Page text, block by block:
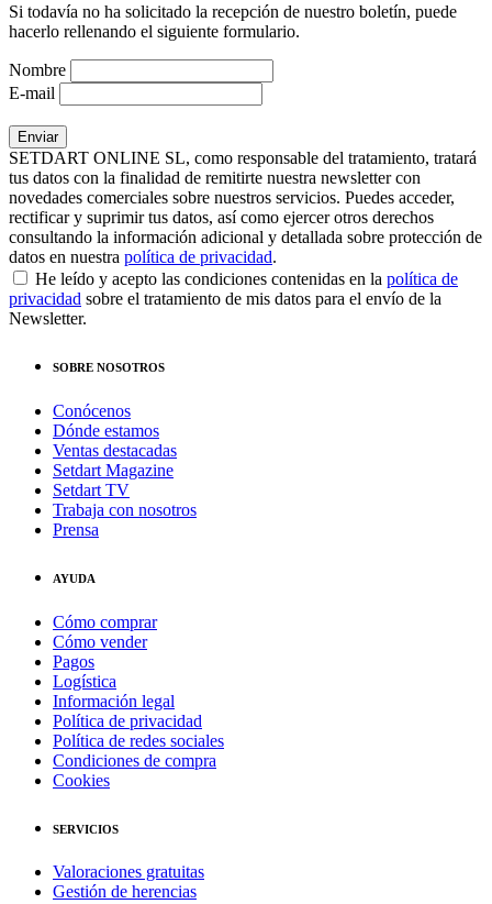
Si todavía no ha solicitado la recepción de nuestro boletín, puede
hacerlo rellenando el siguiente formulario.
Nombre
E-mail
SETDART ONLINE SL, como responsable del tratamiento, tratará
tus datos con la finalidad de remitirte nuestra newsletter con
novedades comerciales sobre nuestros servicios. Puedes acceder,
rectificar y suprimir tus datos, así como ejercer otros derechos
consultando la información adicional y detallada sobre protección de
datos en nuestra política de privacidad.
He leído y acepto las condiciones contenidas en la política de
privacidad sobre el tratamiento de mis datos para el envío de la
Newsletter.
SOBRE NOSOTROS
Conócenos
Dónde estamos
Ventas destacadas
Setdart Magazine
Setdart TV
Trabaja con nosotros
Prensa
AYUDA
Cómo comprar
Cómo vender
Pagos
Logística
Información legal
Política de privacidad
Política de redes sociales
Condiciones de compra
Cookies
SERVICIOS
Valoraciones gratuitas
Gestión de herencias